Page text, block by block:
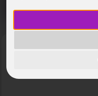
Mediterraneo Occidentale